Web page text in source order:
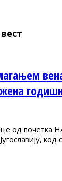
од почетка